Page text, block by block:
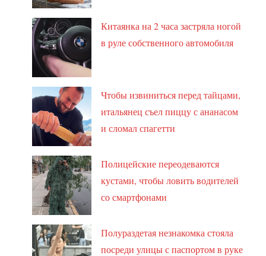
Китаянка на 2 часа застряла ногой
в руле собственного автомобиля
Чтобы извиниться перед тайцами,
итальянец съел пиццу с ананасом
и сломал спагетти
Полицейские переодеваются
кустами, чтобы ловить водителей
со смартфонами
Полураздетая незнакомка стояла
посреди улицы с паспортом в руке